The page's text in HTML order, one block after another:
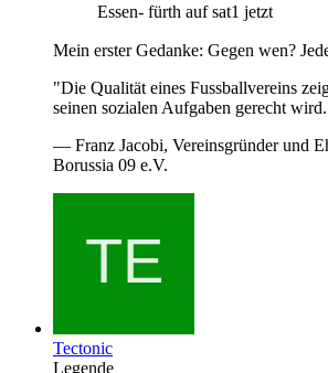
Essen- fürth auf sat1 jetzt
Mein erster Gedanke: Gegen wen?
"Die Qualität eines Fussballvereins
seinen sozialen Aufgaben gerecht
— Franz Jacobi, Vereinsgründer und
Borussia 09 e.V.
Tectonic
Legende